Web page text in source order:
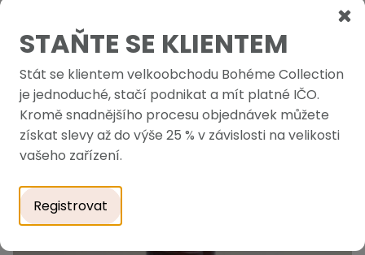
Přírodní kondicionér Alchemist Bohéme Parfém No. 5 -
náhradní náplň
Skladem
1 690,23 Kč
2 045,18 Kč s DPH
- +
STAŇTE SE KLIENTEM
Stát se klientem velkoobchodu Bohéme Collection
je jednoduché, stačí podnikat a mít platné IČO.
Kromě snadnějšího procesu objednávek můžete
získat slevy až do výše 25 % v závislosti na velikosti
vašeho zařízení.
Registrovat